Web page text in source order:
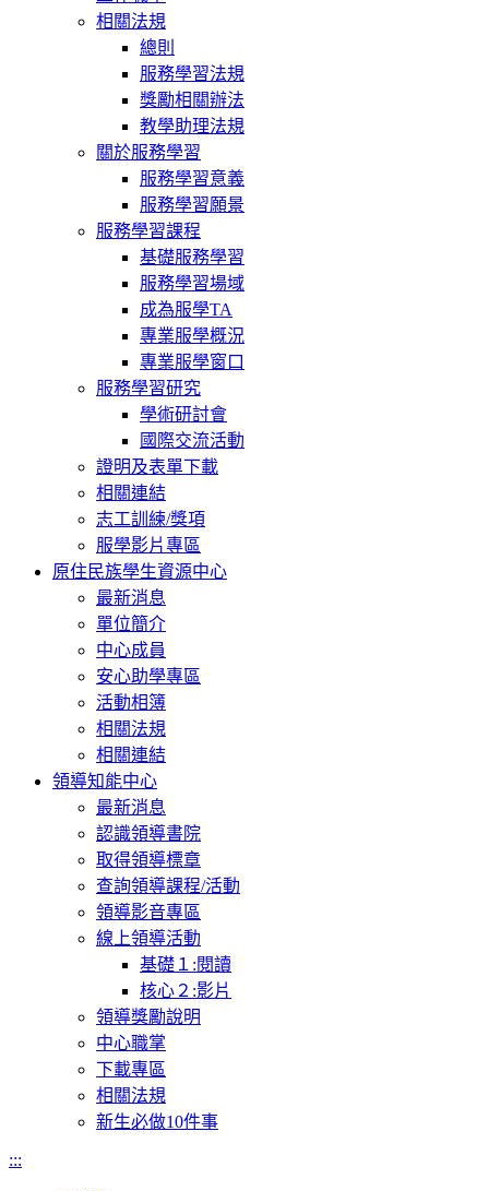
相關法規
總則
服務學習法規
獎勵相關辦法
教學助理法規
關於服務學習
服務學習意義
服務學習願景
服務學習課程
基礎服務學習
服務學習場域
成為服學TA
專業服學概況
專業服學窗口
服務學習研究
學術研討會
國際交流活動
證明及表單下載
相關連結
志工訓練/獎項
服學影片專區
原住民族學生資源中心
最新消息
單位簡介
中心成員
安心助學專區
活動相簿
相關法規
相關連結
領導知能中心
最新消息
認識領導書院
取得領導標章
查詢領導課程/活動
領導影音專區
線上領導活動
基礎１:閱讀
核心２:影片
領導獎勵說明
中心職掌
下載專區
相關法規
新生必做10件事
:::